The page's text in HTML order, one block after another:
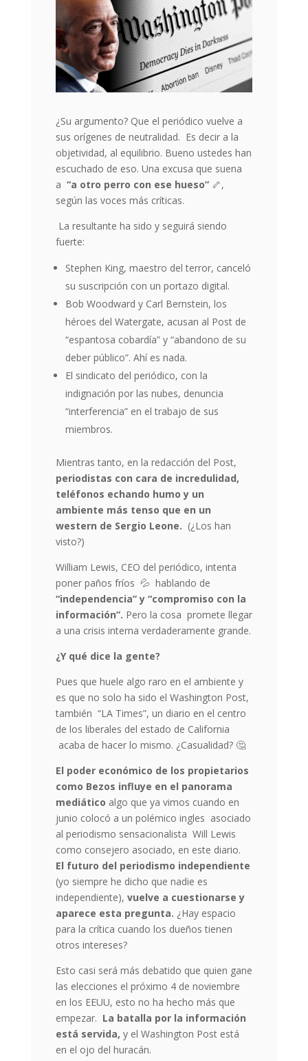
¿Su argumento? Que el periódico vuelve a
sus orígenes de neutralidad. Es decir a la
objetividad, al equilibrio. Bueno ustedes han
escuchado de eso. Una excusa que suena
a “a otro perro con ese hueso” 🦴,
según las voces más críticas.
La resultante ha sido y seguirá siendo
fuerte:
Stephen King, maestro del terror, canceló
su suscripción con un portazo digital.
Bob Woodward y Carl Bernstein, los
héroes del Watergate, acusan al Post de
“espantosa cobardía” y “abandono de su
deber público”. Ahí es nada.
El sindicato del periódico, con la
indignación por las nubes, denuncia
“interferencia” en el trabajo de sus
miembros.
Mientras tanto, en la redacción del Post,
periodistas con cara de incredulidad,
teléfonos echando humo y un
ambiente más tenso que en un
western de Sergio Leone. (¿Los han
visto?)
William Lewis, CEO del periódico, intenta
poner paños fríos 💦 hablando de
“independencia” y “compromiso con la
información”. Pero la cosa promete llegar
a una crisis interna verdaderamente grande.
¿Y qué dice la gente?
Pues que huele algo raro en el ambiente y
es que no solo ha sido el Washington Post,
también “LA Times”, un diario en el centro
de los liberales del estado de California
acaba de hacer lo mismo. ¿Casualidad? 🤔
El poder económico de los propietarios
como Bezos influye en el panorama
mediático algo que ya vimos cuando en
junio colocó a un polémico ingles asociado
al periodismo sensacionalista Will Lewis
como consejero asociado, en este diario.
El futuro del periodismo independiente
(yo siempre he dicho que nadie es
independiente), vuelve a cuestionarse y
aparece esta pregunta. ¿Hay espacio
para la crítica cuando los dueños tienen
otros intereses?
Esto casi será más debatido que quien gane
las elecciones el próximo 4 de noviembre
en los EEUU, esto no ha hecho más que
empezar. La batalla por la información
está servida, y el Washington Post está
en el ojo del huracán.